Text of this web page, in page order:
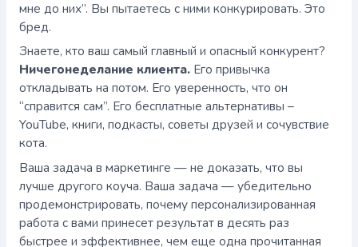
мне до них”. Вы пытаетесь с ними конкурировать. Это
бред.
Знаете, кто ваш самый главный и опасный конкурент?
Ничегонеделание клиента.Его привычка
откладывать на потом. Его уверенность, что он
“справится сам”. Его бесплатные альтернативы –
YouTube, книги, подкасты, советы друзей и сочувствие
кота.
Ваша задача в маркетинге — не доказать, что вы
лучше другого коуча. Ваша задача — убедительно
продемонстрировать, почему персонализированная
работа с вами принесет результат в десять раз
быстрее и эффективнее, чем еще одна прочитанная